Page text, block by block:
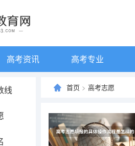
高考资讯 高考专业
线 首页 > 高考志愿